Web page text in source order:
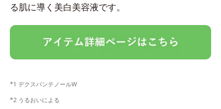
る肌に導く美白美容液です。
*1 デクスパンテノールW
*2 うるおいによる